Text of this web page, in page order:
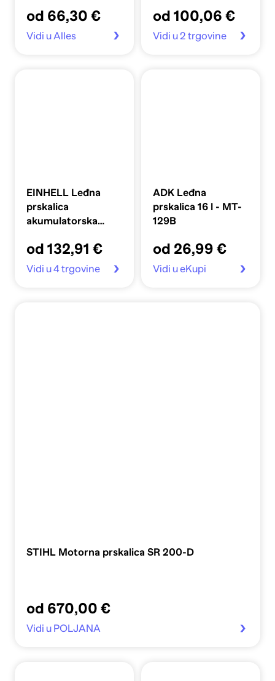
od 66,30 €
Vidi u Alles
od 100,06 €
Vidi u 2 trgovine
EINHELL Leđna
prskalica
akumulatorska
WS 18/150
od 132,91 €
Vidi u 4 trgovine
ADK Leđna
prskalica 16 l - MT-
129B
od 26,99 €
Vidi u eKupi
STIHL Motorna prskalica SR 200-D
od 670,00 €
Vidi u POLJANA